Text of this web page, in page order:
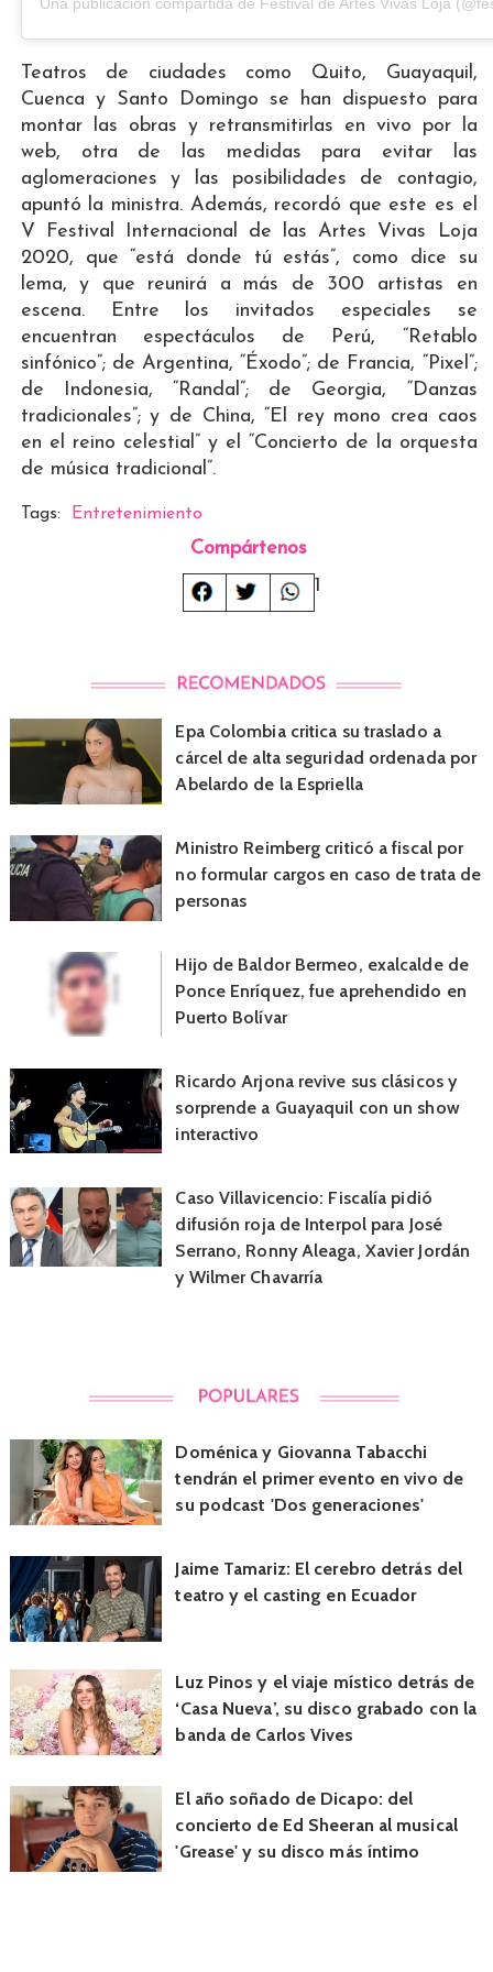
Una publicación compartida de Festival de Artes Vivas Loja
Teatros de ciudades como Quito, Guayaquil,
Cuenca y Santo Domingo se han dispuesto para
montar las obras y retransmitirlas en vivo por la
web, otra de las medidas para evitar las
aglomeraciones y las posibilidades de contagio,
apuntó la ministra. Además, recordó que este es el
V Festival Internacional de las Artes Vivas Loja
2020, que “está donde tú estás”, como dice su
lema, y que reunirá a más de 300 artistas en
escena. Entre los invitados especiales se
encuentran espectáculos de Perú, “Retablo
sinfónico”; de Argentina, “Éxodo”; de Francia, “Pixel”;
de Indonesia, “Randal”; de Georgia, “Danzas
tradicionales”; y de China, “El rey mono crea caos
en el reino celestial” y el “Concierto de la orquesta
de música tradicional”.
Tags: Entretenimiento
Compártenos
1
Epa Colombia critica su traslado a
cárcel de alta seguridad ordenada por
Abelardo de la Espriella
Ministro Reimberg criticó a fiscal por
no formular cargos en caso de trata de
personas
Hijo de Baldor Bermeo, exalcalde de
Ponce Enríquez, fue aprehendido en
Puerto Bolívar
Ricardo Arjona revive sus clásicos y
sorprende a Guayaquil con un show
interactivo
Caso Villavicencio: Fiscalía pidió
difusión roja de Interpol para José
Serrano, Ronny Aleaga, Xavier Jordán
y Wilmer Chavarría
Doménica y Giovanna Tabacchi
tendrán el primer evento en vivo de
su podcast 'Dos generaciones'
Jaime Tamariz: El cerebro detrás del
teatro y el casting en Ecuador
Luz Pinos y el viaje místico detrás de
‘Casa Nueva’, su disco grabado con la
banda de Carlos Vives
El año soñado de Dicapo: del
concierto de Ed Sheeran al musical
'Grease' y su disco más íntimo